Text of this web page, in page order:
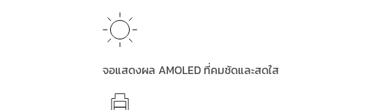
จอแสดงผล AMOLED ที่คมชัดและสดใส